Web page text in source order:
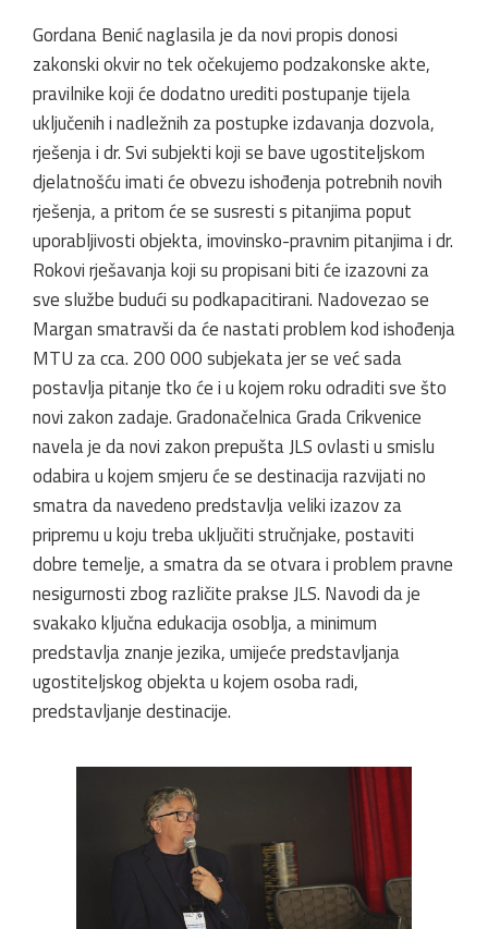
Gordana Benić naglasila je da novi propis donosi
zakonski okvir no tek očekujemo podzakonske akte,
pravilnike koji će dodatno urediti postupanje tijela
uključenih i nadležnih za postupke izdavanja dozvola,
rješenja i dr. Svi subjekti koji se bave ugostiteljskom
djelatnošću imati će obvezu ishođenja potrebnih novih
rješenja, a pritom će se susresti s pitanjima poput
uporabljivosti objekta, imovinsko-pravnim pitanjima i dr.
Rokovi rješavanja koji su propisani biti će izazovni za
sve službe budući su podkapacitirani. Nadovezao se
Margan smatravši da će nastati problem kod ishođenja
MTU za cca. 200 000 subjekata jer se već sada
postavlja pitanje tko će i u kojem roku odraditi sve što
novi zakon zadaje. Gradonačelnica Grada Crikvenice
navela je da novi zakon prepušta JLS ovlasti u smislu
odabira u kojem smjeru će se destinacija razvijati no
smatra da navedeno predstavlja veliki izazov za
pripremu u koju treba uključiti stručnjake, postaviti
dobre temelje, a smatra da se otvara i problem pravne
nesigurnosti zbog različite prakse JLS. Navodi da je
svakako ključna edukacija osoblja, a minimum
predstavlja znanje jezika, umijeće predstavljanja
ugostiteljskog objekta u kojem osoba radi,
predstavljanje destinacije.